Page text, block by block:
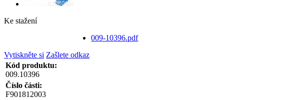
Ke stažení
009-10396.pdf
Vytiskněte si Zašlete odkaz
Kód produktu:
009.10396
Číslo části:
F901812003